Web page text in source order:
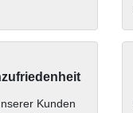
Kunden